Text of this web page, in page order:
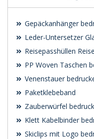
Gepäckanhänger
Leder-Untersetzer
Reisepasshüllen
PP Woven Taschen
Venenstauer
Paketklebeband
Zauberwürfel
Klett Kabelbinder
Skiclips mit Logo